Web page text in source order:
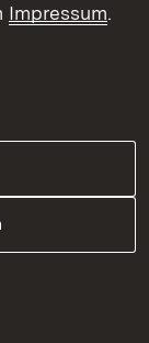
Impressum.